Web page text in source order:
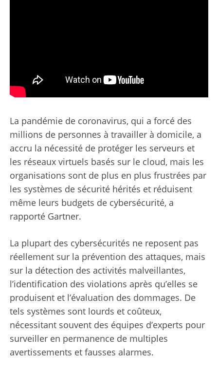
La pandémie de coronavirus, qui a forcé des
millions de personnes à travailler à domicile, a
accru la nécessité de protéger les serveurs et
les réseaux virtuels basés sur le cloud, mais les
organisations sont de plus en plus frustrées par
les systèmes de sécurité hérités et réduisent
même leurs budgets de cybersécurité, a
rapporté Gartner.
La plupart des cybersécurités ne reposent pas
réellement sur la prévention des attaques, mais
sur la détection des activités malveillantes,
l’identification des violations après qu’elles se
produisent et l’évaluation des dommages. De
tels systèmes sont lourds et coûteux,
nécessitant souvent des équipes d’experts pour
surveiller en permanence de multiples
avertissements et fausses alarmes.